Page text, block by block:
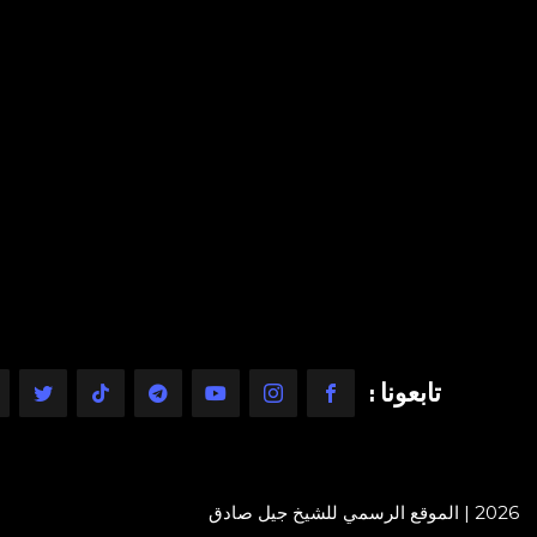
تابعونا :
2026 | الموقع الرسمي للشيخ جيل صادق